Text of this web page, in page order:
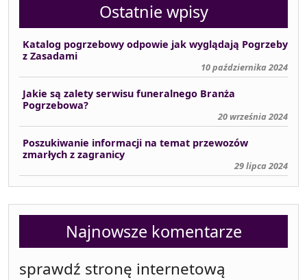
Ostatnie wpisy
Katalog pogrzebowy odpowie jak wyglądają Pogrzeby
z Zasadami
10 października 2024
Jakie są zalety serwisu funeralnego Branża
Pogrzebowa?
20 września 2024
Poszukiwanie informacji na temat przewozów
zmarłych z zagranicy
29 lipca 2024
Najnowsze komentarze
sprawdź stronę internetową